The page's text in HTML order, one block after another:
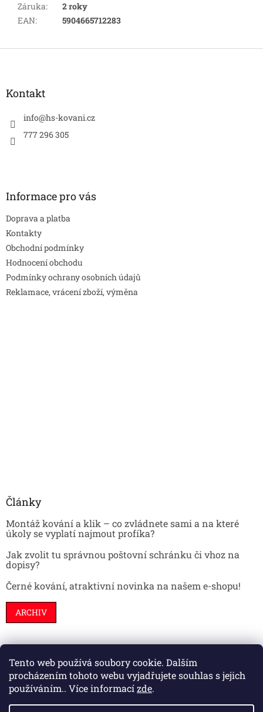
Tento web používá soubory cookie. Dalším
procházením tohoto webu vyjadřujete souhlas s jejich
používáním.. Více informacízde.
Záruka:
2 roky
EAN: 5904665712283
Kontakt
info@hs-kovani.cz
777 296 305
Informace pro vás
Doprava a platba
Kontakty
Obchodní podmínky
Hodnocení obchodu
Podmínky ochrany osobních údajů
Reklamace, vrácení zboží, výměna
Články
Montáž kování a klik – co zvládnete sami a na které
úkoly se vyplatí najmout profíka?
Jak zvolit tu správnou poštovní schránku či vhoz na
dopisy?
Černé kování, atraktivní novinka na našem e-shopu!
ARCHIV
Stavební pouzdra Interiéry Dveře